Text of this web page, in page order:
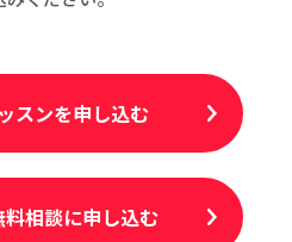
スンを申し込む
相談に申し込む